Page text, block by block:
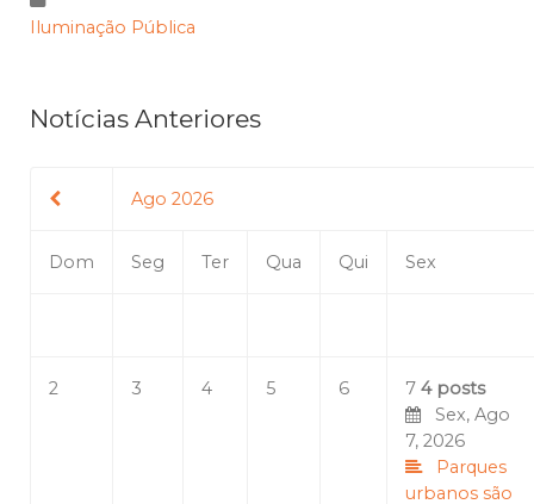
Iluminação Pública
Notícias Anteriores
Ago 2026
Dom Seg Ter Qua Qui Sex
2 3 4 5 6 7 4 posts
Sex, Ago
7, 2026
Parques
urbanos são